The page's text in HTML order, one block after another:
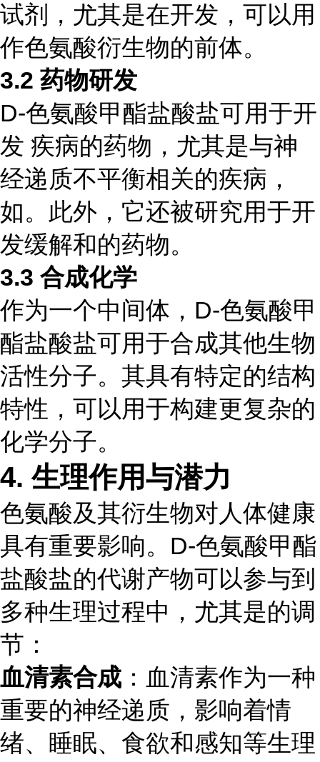
试剂，尤其是在开发，可以用
作色氨酸衍生物的前体。
3.2 药物研发
D-色氨酸甲酯盐酸盐可用于开
发 疾病的药物，尤其是与神
经递质不平衡相关的疾病，
如。此外，它还被研究用于开
发缓解和的药物。
3.3 合成化学
作为一个中间体，D-色氨酸甲
酯盐酸盐可用于合成其他生物
活性分子。其具有特定的结构
特性，可以用于构建更复杂的
化学分子。
4.生理作用与潜力
色氨酸及其衍生物对人体健康
具有重要影响。D-色氨酸甲酯
盐酸盐的代谢产物可以参与到
多种生理过程中，尤其是的调
节：
血清素合成 ：血清素作为一种
重要的神经递质，影响着情
绪、睡眠、食欲和感知等生理